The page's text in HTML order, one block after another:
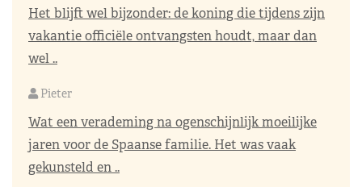
Het blijft wel bijzonder: de koning die tijdens zijn
vakantie officiële ontvangsten houdt, maar dan
wel ..
Pieter
Wat een verademing na ogenschijnlijk moeilijke
jaren voor de Spaanse familie. Het was vaak
gekunsteld en ..